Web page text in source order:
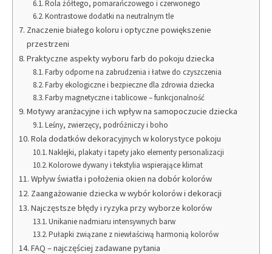
Rola żółtego, pomarańczowego i czerwonego
Kontrastowe dodatki na neutralnym tle
Znaczenie białego koloru i optyczne powiększenie
przestrzeni
Praktyczne aspekty wyboru farb do pokoju dziecka
Farby odporne na zabrudzenia i łatwe do czyszczenia
Farby ekologiczne i bezpieczne dla zdrowia dziecka
Farby magnetyczne i tablicowe – funkcjonalność
Motywy aranżacyjne i ich wpływ na samopoczucie dziecka
Leśny, zwierzęcy, podróżniczy i boho
Rola dodatków dekoracyjnych w kolorystyce pokoju
Naklejki, plakaty i tapety jako elementy personalizacji
Kolorowe dywany i tekstylia wspierające klimat
Wpływ światła i położenia okien na dobór kolorów
Zaangażowanie dziecka w wybór kolorów i dekoracji
Najczęstsze błędy i ryzyka przy wyborze kolorów
Unikanie nadmiaru intensywnych barw
Pułapki związane z niewłaściwą harmonią kolorów
FAQ – najczęściej zadawane pytania